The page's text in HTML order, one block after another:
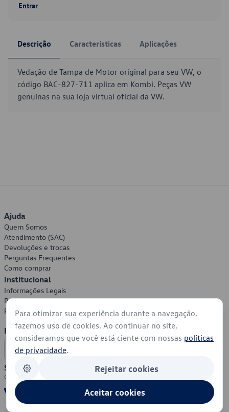
Entrar
Descrição Características Aplicações
Vedação de Tampa de Motor original para seu VW, o
código BAC-827-711 aplica em Kombi. Peças VW
genuínas na sua loja virtual oficial da VW.
Ajuda
Quem Somos
Atendimento (SAC)
Devoluções e trocas
Perguntas Frequentes
Como comprar
Institucional
Informações Legais
Política de Privacidade
Política de Cookies
Formas de Pagamento
Segurança
Para otimizar sua experiência durante a navegação,
fazemos uso de cookies. Ao continuar no site,
consideramos que você está ciente com nossas políticas
de privacidade.
Rejeitar cookies
Aceitar cookies